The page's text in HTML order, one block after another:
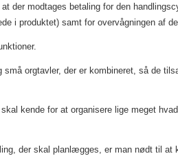
der modtages betaling for den
i produktet) samt for overvågningen af
små orgtavler, der er kombineret, så de
skal kende for at organisere lige meget
der skal planlægges, er man nødt til at